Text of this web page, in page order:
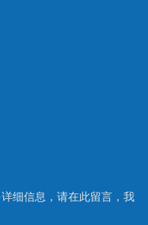
细信息，请在此留言，我